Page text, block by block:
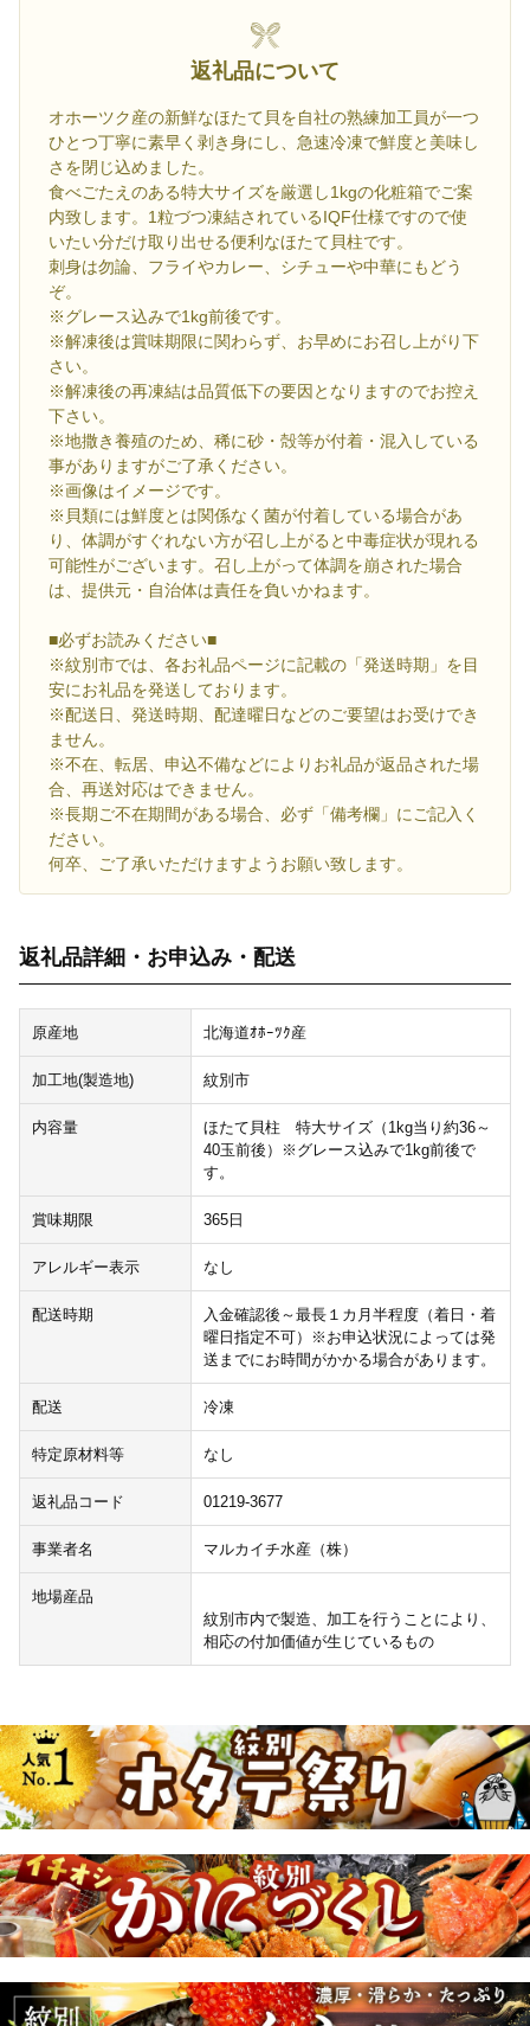
返礼品について
オホーツク産の新鮮なほたて貝を自社の熟練加工員が一つ
ひとつ丁寧に素早く剥き身にし、急速冷凍で鮮度と美味し
さを閉じ込めました。
食べごたえのある特大サイズを厳選し1kgの化粧箱でご案
内致します。1粒づつ凍結されているIQF仕様ですので使
いたい分だけ取り出せる便利なほたて貝柱です。
刺身は勿論、フライやカレー、シチューや中華にもどう
ぞ。
※グレース込みで1kg前後です。
※解凍後は賞味期限に関わらず、お早めにお召し上がり下
さい。
※解凍後の再凍結は品質低下の要因となりますのでお控え
下さい。
※地撒き養殖のため、稀に砂・殻等が付着・混入している
事がありますがご了承ください。
※画像はイメージです。
※貝類には鮮度とは関係なく菌が付着している場合があ
り、体調がすぐれない方が召し上がると中毒症状が現れる
可能性がございます。召し上がって体調を崩された場合
は、提供元・自治体は責任を負いかねます。
■必ずお読みください■
※紋別市では、各お礼品ページに記載の「発送時期」を目
安にお礼品を発送しております。
※配送日、発送時期、配達曜日などのご要望はお受けでき
ません。
※不在、転居、申込不備などによりお礼品が返品された場
合、再送対応はできません。
※長期ご不在期間がある場合、必ず「備考欄」にご記入く
ださい。
何卒、ご了承いただけますようお願い致します。
返礼品詳細・お申込み・配送
原産地 北海道ｵﾎｰﾂｸ産
加工地(製造地) 紋別市
内容量
ほたて貝柱 特大サイズ（1kg当り約36～
40玉前後）※グレース込みで1kg前後で
す。
賞味期限 365日
アレルギー表示 なし
配送時期
入金確認後～最長１カ月半程度（着日・着
曜日指定不可）※お申込状況によっては発
送までにお時間がかかる場合があります。
配送 冷凍
特定原材料等 なし
返礼品コード 01219-3677
事業者名 マルカイチ水産（株）
地場産品
紋別市内で製造、加工を行うことにより、
相応の付加価値が生じているもの